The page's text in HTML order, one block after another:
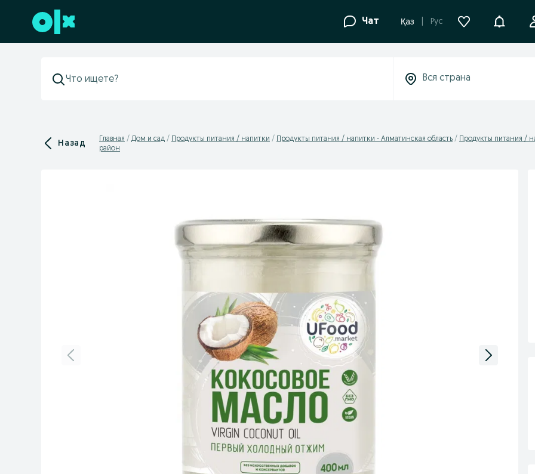
Перейти к нижнему колонтитулу Чат Қаз Рус
Назад Главная Дом и сад Продукты питания / напитки Продукты питания / напитки - Алматинская область Продукты питания /
район